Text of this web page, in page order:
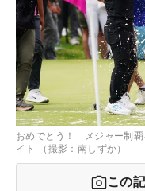
おめでとう！ メジャー制覇
イト （撮影：南しずか）
この